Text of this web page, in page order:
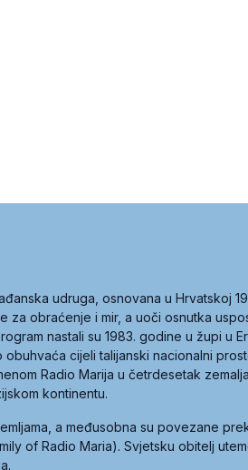
udruga, osnovana u Hrvatskoj
za obraćenje i mir, a uoči osnutka
nastali su 1983. godine u župi u
cijeli talijanski nacionalni
Radio Marija u četrdesetak
kontinentu.
a međusobna su povezane
of Radio Maria). Svjetsku obitelj